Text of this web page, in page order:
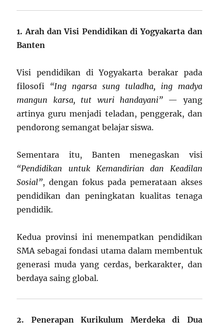
1. Arah dan Visi Pendidikan di Yogyakarta dan
Banten
Visi pendidikan di Yogyakarta berakar pada
filosofi “Ing ngarsa sung tuladha, ing madya
mangun karsa, tut wuri handayani”— yang
artinya guru menjadi teladan, penggerak, dan
pendorong semangat belajar siswa.
Sementara itu, Banten menegaskan visi
“Pendidikan untuk Kemandirian dan Keadilan
Sosial”, dengan fokus pada pemerataan akses
pendidikan dan peningkatan kualitas tenaga
pendidik.
Kedua provinsi ini menempatkan pendidikan
SMA sebagai fondasi utama dalam membentuk
generasi muda yang cerdas, berkarakter, dan
berdaya saing global.
2. Penerapan Kurikulum Merdeka di Dua